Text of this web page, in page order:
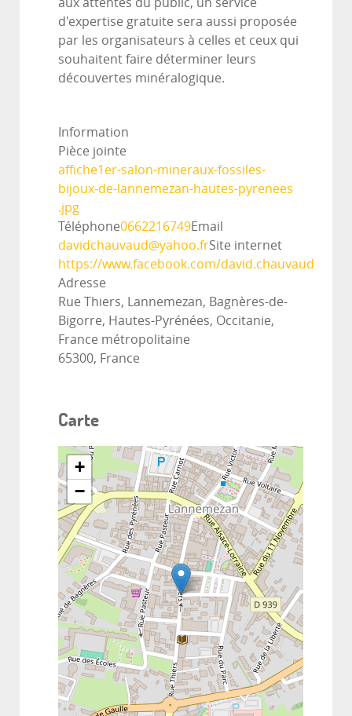
d'expertise gratuite sera aussi proposée
par les organisateurs à celles et ceux qui
souhaitent faire déterminer leurs
découvertes minéralogique.
Information
Pièce jointe
affiche1er-salon-mineraux-fossiles-
bijoux-de-lannemezan-hautes-pyrenees
.jpg
Téléphone0662216749Email
davidchauvaud@yahoo.frSite internet
https://www.facebook.com/david.chauvaud
Adresse
Rue Thiers, Lannemezan, Bagnères-de-
Bigorre, Hautes-Pyrénées, Occitanie,
France métropolitaine
65300, France
Carte
+
−